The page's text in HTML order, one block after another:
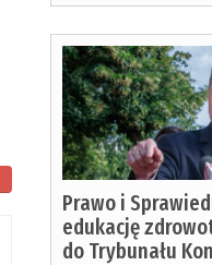
Prawo i
edukację
do Trybunału